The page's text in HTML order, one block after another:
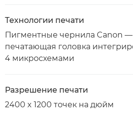
Технологии печати
Пигментные чернила Canon —
печатающая головка
4 микросхемами
Разрешение печати
2400 x 1200 точек на дюйм